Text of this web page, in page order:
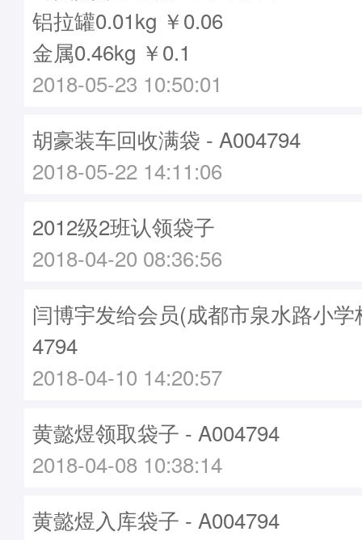
铝拉罐0.01kg ￥0.06
金属0.46kg ￥0.1
2018-05-23 10:50:01
胡豪装车回收满袋 - A004794
2018-05-22 14:11:06
2012级2班认领袋子
2018-04-20 08:36:56
闫博宇发给会员(成都市泉水路小
4794
2018-04-10 14:20:57
黄懿煜领取袋子 - A004794
2018-04-08 10:38:14
黄懿煜入库袋子 - A004794